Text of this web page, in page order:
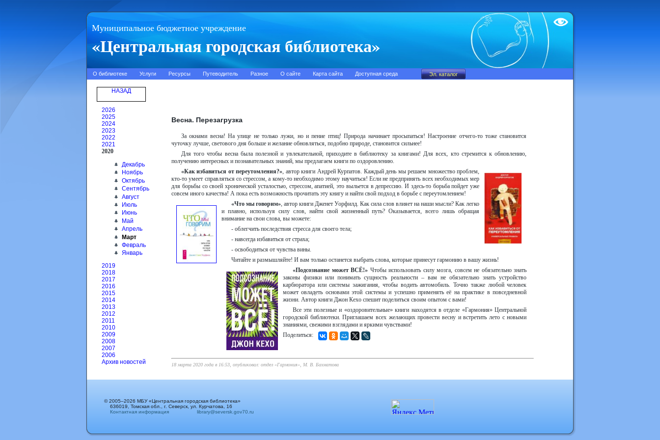
Муниципальное бюджетное учреждение
«Центральная городская библиотека»
Test
О библиотеке Услуги Ресурсы Путеводитель Разное О сайте Карта сайта Доступная среда
НАЗАД
2026
2025
2024
2023
2022
2021
2020
Декабрь
Ноябрь
Октябрь
Сентябрь
Август
Июль
Июнь
Май
Апрель
Март
Февраль
Январь
2019
2018
2017
2016
2015
2014
2013
2012
2011
2010
2009
2008
2007
2006
Архив новостей
Весна. Перезагрузка
За окнами весна! На улице не только лужи, но и пение птиц! Природа начинает просыпаться! Настроение отчего-то тоже становится
чуточку лучше, светового дня больше и желание обновляться, подобно природе, становится сильнее!
Для того чтобы весна была полезной и увлекательной, приходите в библиотеку за книгами! Для всех, кто стремится к обновлению,
получению интересных и познавательных знаний, мы предлагаем книги по оздоровлению.
«Как избавиться от переутомления?», автор книги Андрей Курпатов. Каждый день мы решаем множество проблем,
кто-то умеет справляться со стрессом, а кому-то необходимо этому научиться! Если не предпринять всех необходимых мер
для борьбы со своей хронической усталостью, стрессом, апатией, это выльется в депрессию. И здесь-то борьба пойдет уже
совсем иного качества! А пока есть возможность прочитать эту книгу и найти свой подход в борьбе с переутомлением!
«Что мы говорим», автор книги Дженет Уорфилд. Как сила слов влияет на нашимысли? Как легко
и плавно, используя силу слов, найти свой жизненный путь? Оказывается, всего лишь обращая
внимание на свои слова, вы можете:
- облегчить последствия стресса для своего тела;
- навсегда избавиться от страха;
- освободиться от чувства вины.
Читайте и размышляйте! И вам только останется выбрать слова, которые принесут гармонию в вашу жизнь!
«Подсознание может ВСЁ!» Чтобы использовать силу мозга, совсем не обязательно знать
законы физики или понимать сущность реальности – вам не обязательно знать устройство
карбюратора или системы зажигания, чтобы водить автомобиль. Точно также любой человек
может овладеть основами этой системы и успешно применять её на практике в повседневной
жизни. Автор книги Джон Кехо спешит поделиться своим опытом с вами!
Все эти полезные и «оздоровительные» книги находятся в отделе «Гармония» Центральной
городской библиотеки. Приглашаем всех желающих провести весну и встретить лето с новыми
знаниями, свежими взглядами и яркими чувствами!
Поделиться:
18 марта 2020 года в 16:53, опубликовал: отдел «Гармония», М. В. Бахматова
© 2005–2026 МБУ «Центральная городская библиотека»
636019, Томская обл., г. Северск, ул. Курчатова, 16
Контактная информация
library@seversk.gov70.ru